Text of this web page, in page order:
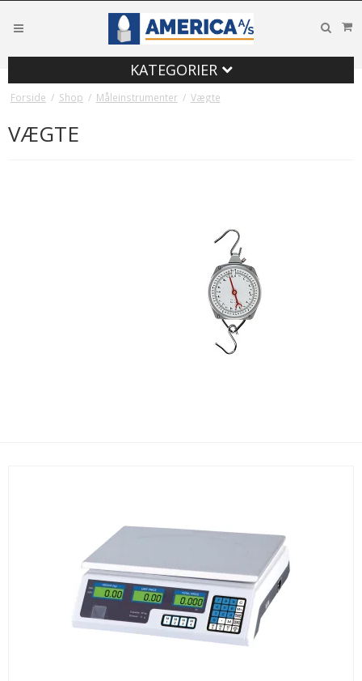
KATEGORIER
Forside / Shop / Måleinstrumenter / Vægte
VÆGTE